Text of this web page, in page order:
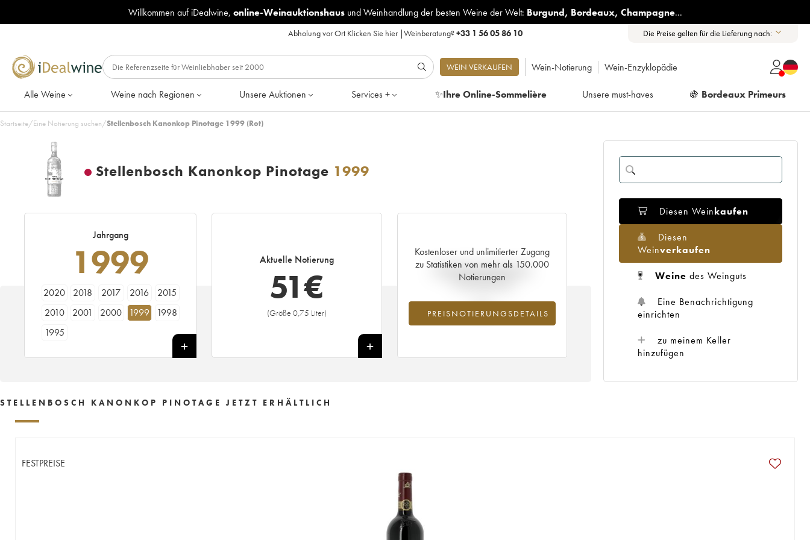
Willkommen auf iDealwine, online-Weinauktionshausund Weinhandlung der besten Weine der Welt: Burgund, Bordeaux, Champagne...
Abholung vor Ort Klicken Sie hier|Weinberatung?+33 1 56 05 86 10 Die Preise gelten für die Lieferung nach:
WEIN VERKAUFEN Wein-Notierung Wein-Enzyklopädie
Alle Weine Weine nach Regionen Unsere Auktionen Services + ✨Ihre Online-Sommelière Unsere must-haves 🍇 Bordeaux Primeurs
Startseite/Eine Notierung suchen/Stellenbosch Kanonkop Pinotage 1999 (Rot)
Stellenbosch Kanonkop Pinotage 1999
Jahrgang
1999
2020 2018 2017 2016
2015
2010
2001 2000 1999
1998
1995
Aktuelle Notierung
51€
(Größe 0,75 Liter)
+
Kostenloser und unlimitierter Zugang
zu Statistiken von mehr als 150.000
Notierungen
PREISNOTIERUNGSDETAILS
Aktuelle Entwicklung der
Preisnotierung
Diesen Weinkaufen
Diesen
Weinverkaufen
Weine des Weinguts
Eine Benachrichtigung
einrichten
zu meinem Keller
hinzufügen
STELLENBOSCH KANONKOP PINOTAGE JETZT ERHÄLTLICH
FESTPREISE